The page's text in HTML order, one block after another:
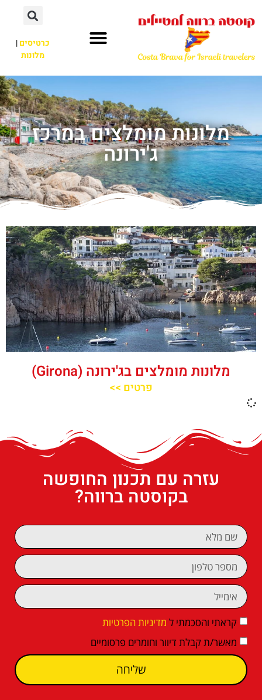
כרטיסים|
מלונות
מלונות מומלצים במרכז
ג'ירונה
מלונות מומלצים בג'ירונה (Girona)
פרטים >>
עזרה עם תכנון החופשה
בקוסטה ברווה?
קראתי והסכמתי ל מדיניות הפרטיות
מאשר/ת קבלת דיוור וחומרים פרסומיים
שליחה